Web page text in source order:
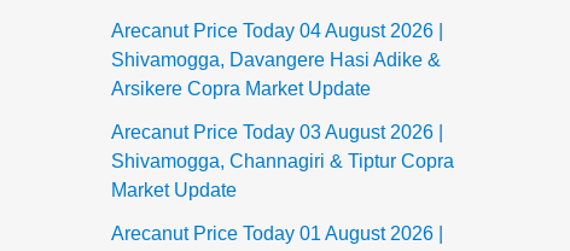
Arecanut Price Today 04 August 2026 |
Shivamogga, Davangere Hasi Adike &
Arsikere Copra Market Update
Arecanut Price Today 03 August 2026 |
Shivamogga, Channagiri & Tiptur Copra
Market Update
Arecanut Price Today 01 August 2026 |